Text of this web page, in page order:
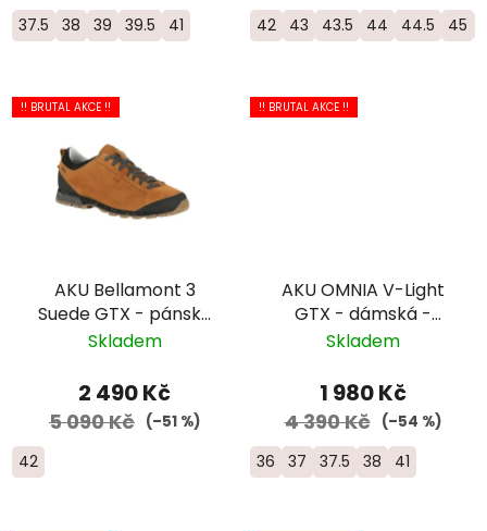
37.5 38 39 39.5 41 42 43 43.5 44 44.5 45
!! BRUTAL AKCE !!
AKU Bellamont 3
Suede GTX - pánská
kožená - rezavá
Skladem
2 490 Kč
5 090 Kč (–51 %)
42
!! BRUTAL AKCE !!
AKU OMNIA V-Light
GTX - dámská -
modrá
Skladem
1 980 Kč
4 390 Kč (–54 %)
36 37 37.5 38 41